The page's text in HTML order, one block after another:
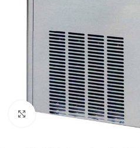
Click to enlarge